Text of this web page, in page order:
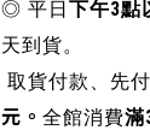
◎ 平日下午3點
天到貨。
取貨付款、先
元。 全館消費滿